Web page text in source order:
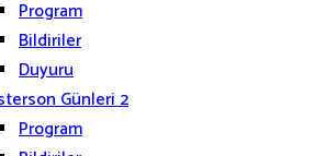
Program
Bildiriler
Duyuru
Günleri 2
Program